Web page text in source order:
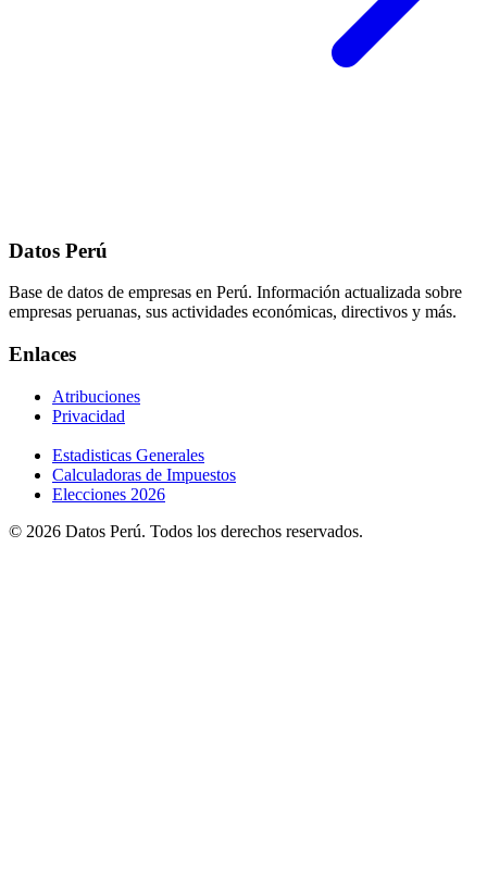
Datos Perú
Base de datos de empresas en Perú. Información actualizada sobre
empresas peruanas, sus actividades económicas, directivos y más.
Enlaces
Atribuciones
Privacidad
Estadisticas Generales
Calculadoras de Impuestos
Elecciones 2026
© 2026 Datos Perú. Todos los derechos reservados.